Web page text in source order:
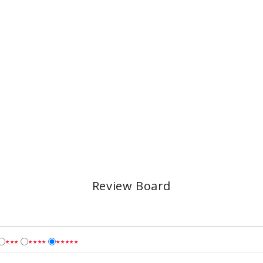
Review Board
★★★ ★★★★ ★★★★★